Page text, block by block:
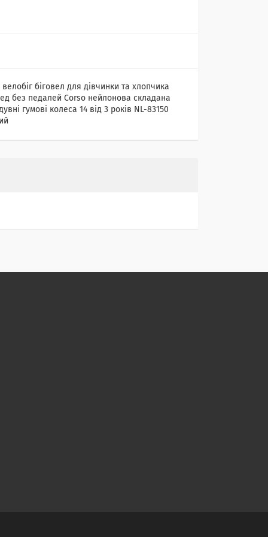
біговел для дівчинки та хлопчика
без педалей Corso нейлонова складана
гумові колеса 14 від 3 років NL-83150